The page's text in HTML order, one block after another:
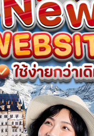
บาท/ท่าน
ยุโรปตะวันออก